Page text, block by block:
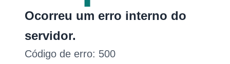
Ocorreu um erro interno do
servidor.
Código de erro: 500